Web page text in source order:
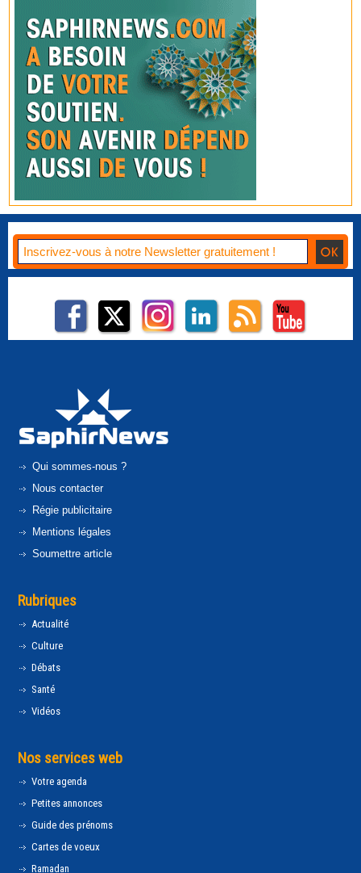
Qui sommes-nous ?
Nous contacter
Régie publicitaire
Mentions légales
Soumettre article
Rubriques
Actualité
Culture
Débats
Santé
Vidéos
Nos services web
Votre agenda
Petites annonces
Guide des prénoms
Cartes de voeux
Ramadan